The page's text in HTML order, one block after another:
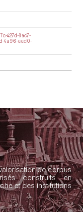
427d-8ac7-
4a96-aad0-
de corpus
construits en
et des institutions